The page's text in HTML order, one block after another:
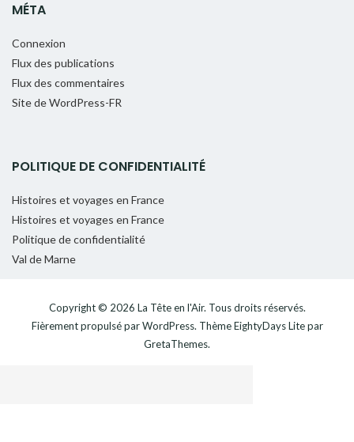
MÉTA
Connexion
Flux des publications
Flux des commentaires
Site de WordPress-FR
POLITIQUE DE CONFIDENTIALITÉ
Histoires et voyages en France
Histoires et voyages en France
Politique de confidentialité
Val de Marne
Copyright © 2026 La Tête en l'Air. Tous droits réservés.
Fièrement propulsé parWordPress. ThèmeEightyDays Litepar
GretaThemes.